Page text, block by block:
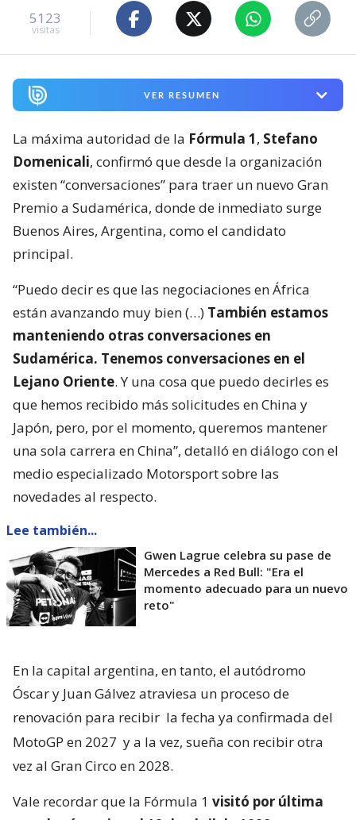
5123
visitas
VER RESUMEN
La máxima autoridad de la Fórmula 1, Stefano
Domenicali, confirmó que desde la organización
existen “conversaciones” para traer un nuevo Gran
Premio a Sudamérica, donde de inmediato surge
Buenos Aires, Argentina, como el candidato
principal.
“Puedo decir es que las negociaciones en África
están avanzando muy bien (…) También estamos
manteniendo otras conversaciones en
Sudamérica. Tenemos conversaciones en el
Lejano Oriente. Y una cosa que puedo decirles es
que hemos recibido más solicitudes en China y
Japón, pero, por el momento, queremos mantener
una sola carrera en China”, detalló en diálogo con el
medio especializado Motorsport sobre las
novedades al respecto.
Lee también...
Gwen Lagrue celebra su pase de
Mercedes a Red Bull: "Era el
momento adecuado para un nuevo
reto"
En la capital argentina, en tanto, el autódromo
Óscar y Juan Gálvez atraviesa un proceso de
renovación para recibir la fecha ya confirmada del
MotoGP en 2027 y a la vez, sueña con recibir otra
vez al Gran Circo en 2028.
Vale recordar que la Fórmula 1 visitó por última